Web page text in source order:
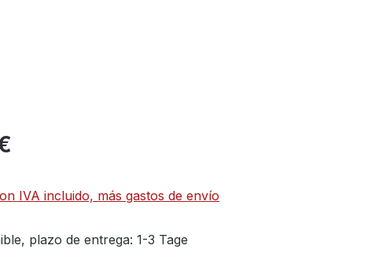
IVA incluido, más gastos de envío
plazo de entrega: 1-3 Tage